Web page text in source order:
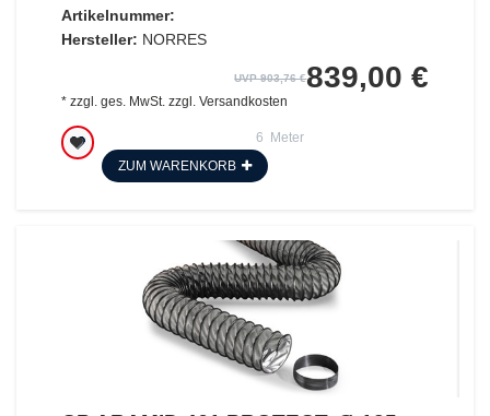
Artikelnummer:
Hersteller: NORRES
UVP 903,76 €839,00 €
* zzgl. ges. MwSt.zzgl. Versandkosten
6
Meter
ZUM WARENKORB